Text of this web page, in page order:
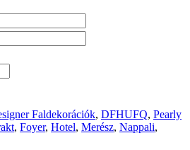
Faldekorációk, DFHUFQ, Pearly
, Foyer, Hotel, Merész, Nappali,